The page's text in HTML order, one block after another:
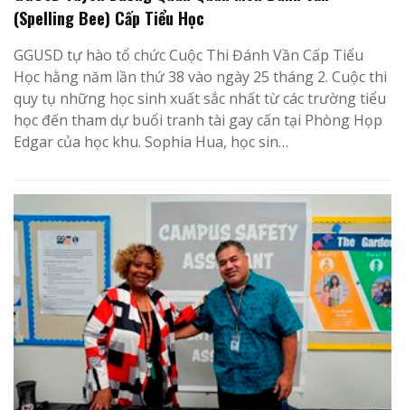
(Spelling Bee) Cấp Tiểu Học
GGUSD tự hào tổ chức Cuộc Thi Đánh Vần Cấp Tiểu
Học hằng năm lần thứ 38 vào ngày 25 tháng 2. Cuộc thi
quy tụ những học sinh xuất sắc nhất từ các trường tiểu
học đến tham dự buổi tranh tài gay cấn tại Phòng Họp
Edgar của học khu. Sophia Hua, học sin…